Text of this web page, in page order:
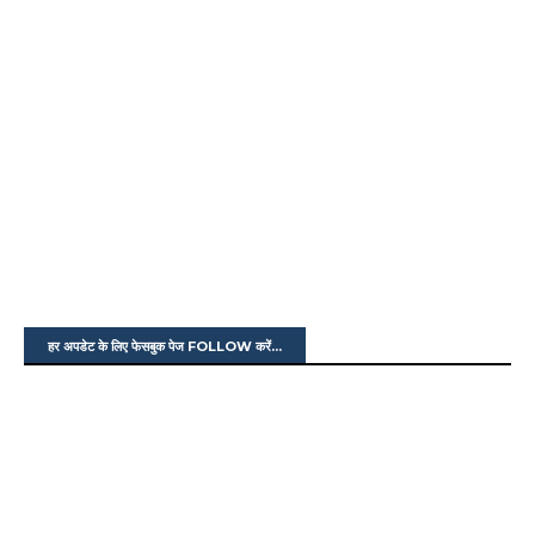
हर अपडेट के लिए फेसबुक पेज FOLLOW करें...